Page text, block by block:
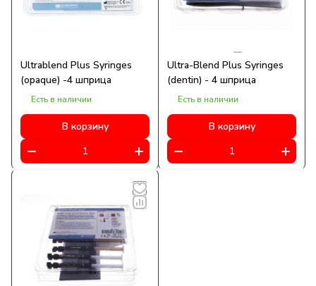
Ultrablend Plus Syringes
(opaque) -4 шприца
Есть в наличии
В корзину
Ultra-Blend Plus Syringes
(dentin) - 4 шприца
Есть в наличии
В корзину